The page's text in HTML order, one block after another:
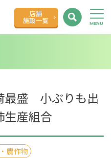
店舗
施設一覧
最盛 小ぶりも出
産組合
農作物